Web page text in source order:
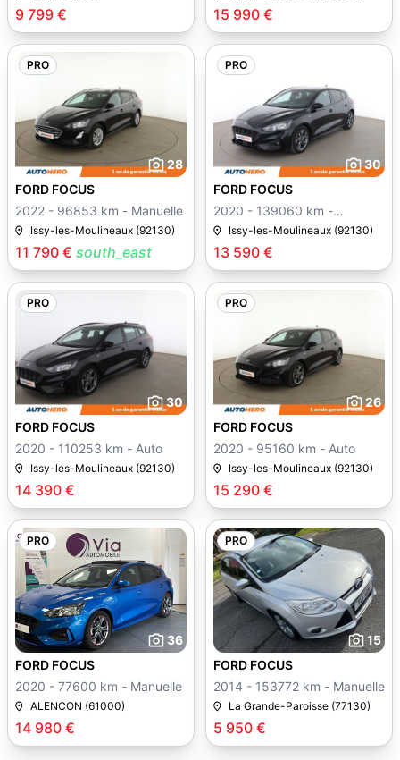
9 799 € 15 990 €
PRO
28
11 790 € south_east
FORD FOCUS
2022 - 96853 km - Manuelle
Issy-les-Moulineaux (92130)
PRO
30
13 590 €
FORD FOCUS
2020 - 139060 km -
Manuelle
Issy-les-Moulineaux (92130)
PRO
30
14 390 €
FORD FOCUS
2020 - 110253 km - Auto
Issy-les-Moulineaux (92130)
PRO
26
15 290 €
FORD FOCUS
2020 - 95160 km - Auto
Issy-les-Moulineaux (92130)
PRO
36
14 980 €
FORD FOCUS
2020 - 77600 km - Manuelle
ALENCON (61000)
PRO
15
5 950 €
FORD FOCUS
2014 - 153772 km - Manuelle
La Grande-Paroisse (77130)